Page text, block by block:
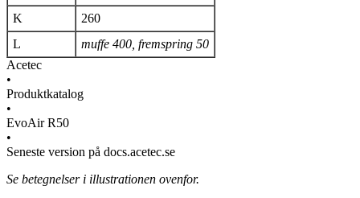
K
260
L
muffe 400, fremspring 50
Acetec
•
Produktkatalog
•
EvoAir R50
•
Seneste version på docs.acetec.se
Se betegnelser i illustrationen ovenfor.